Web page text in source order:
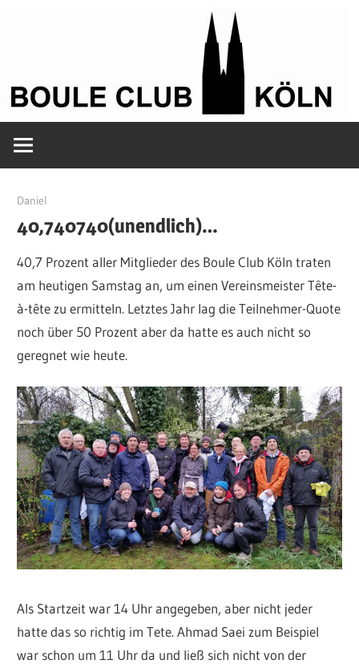
Köln
Petanque
Kölle
28. März 2015
Daniel
40,740740(unendlich)…
40,7 Prozent aller Mitglieder des Boule Club Köln traten
am heutigen Samstag an, um einen Vereinsmeister Tête-
à-tête zu ermitteln. Letztes Jahr lag die Teilnehmer-Quote
noch über 50 Prozent aber da hatte es auch nicht so
geregnet wie heute.
Als Startzeit war 14 Uhr angegeben, aber nicht jeder
hatte das so richtig im Tete. Ahmad Saei zum Beispiel
war schon um 11 Uhr da und ließ sich nicht von der